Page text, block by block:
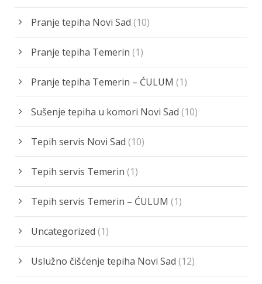
Pranje tepiha Novi Sad (10)
Pranje tepiha Temerin (1)
Pranje tepiha Temerin – ĆULUM (1)
Sušenje tepiha u komori Novi Sad (10)
Tepih servis Novi Sad (10)
Tepih servis Temerin (1)
Tepih servis Temerin – ĆULUM (1)
Uncategorized (1)
Uslužno čišćenje tepiha Novi Sad (12)